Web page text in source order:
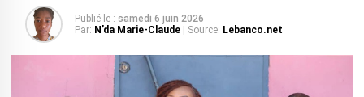
Publié le : samedi 6 juin 2026
Par: N’da Marie-Claude | Source: Lebanco.net